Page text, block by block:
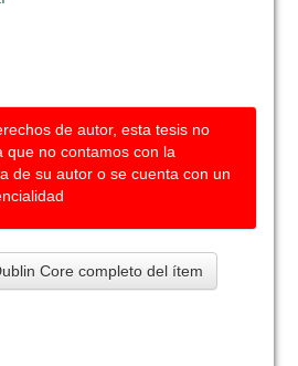
de autor, esta tesis no
que no contamos con la
de su autor o se cuenta con un
Core completo del ítem